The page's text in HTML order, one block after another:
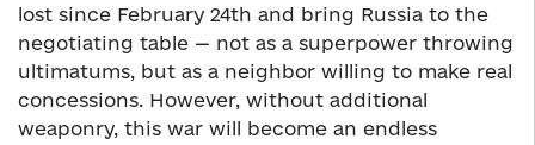
lost since February 24th and bring Russia to the
negotiating table — not as a superpower throwing
ultimatums, but as a neighbor willing to make real
concessions. However, without additional
weaponry, this war will become an endless